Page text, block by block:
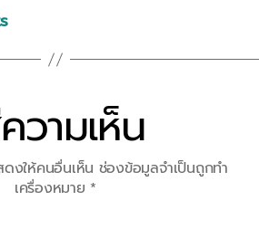
วามเห็น
งให้คนอื่นเห็น ช่องข้อมูลจำเป็นถูกทำ
เครื่องหมาย *